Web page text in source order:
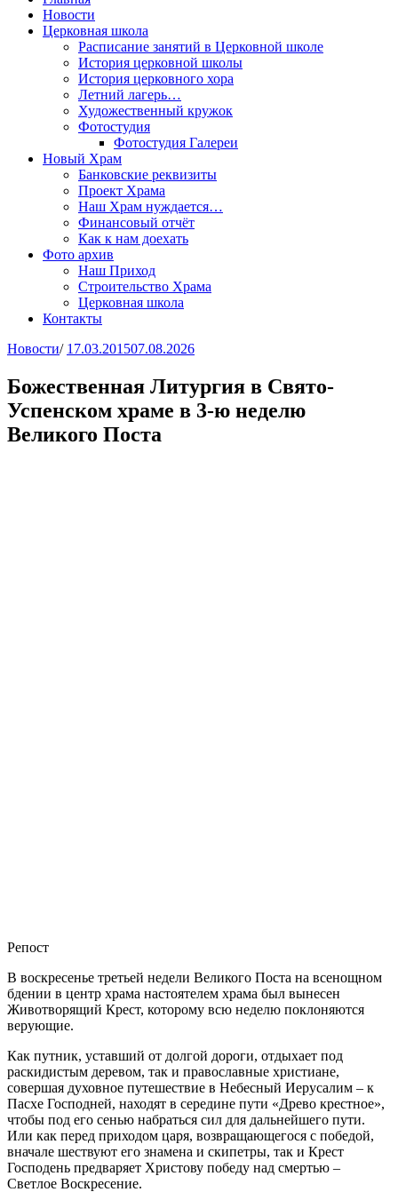
Новости
Церковная школа
Расписание занятий в Церковной школе
История церковной школы
История церковного хора
Летний лагерь…
Художественный кружок
Фотостудия
Фотостудия Галереи
Новый Храм
Банковские реквизиты
Проект Храма
Наш Храм нуждается…
Финансовый отчёт
Как к нам доехать
Фото архив
Наш Приход
Строительство Храма
Церковная школа
Контакты
Новости/ 17.03.201507.08.2026
Божественная Литургия в Свято-
Успенском храме в 3-ю неделю
Великого Поста
Репост
В воскресенье третьей недели Великого Поста на всенощном
бдении в центр храма настоятелем храма был вынесен
Животворящий Крест, которому всю неделю поклоняются
верующие.
Как путник, уставший от долгой дороги, отдыхает под
раскидистым деревом, так и православные христиане,
совершая духовное путешествие в Небесный Иерусалим – к
Пасхе Господней, находят в середине пути «Древо крестное»,
чтобы под его сенью набраться сил для дальнейшего пути.
Или как перед приходом царя, возвращающегося с победой,
вначале шествуют его знамена и скипетры, так и Крест
Господень предваряет Христову победу над смертью –
Светлое Воскресение.